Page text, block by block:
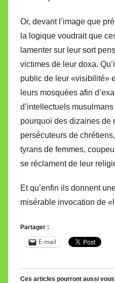
Or, devant l’image que
la logique voudrait que
lamenter sur leur sort
victimes de leur doxa.
public de leur «visibilité»
leurs mosquées afin
d’intellectuels
pourquoi des dizaines de
persécuteurs de
tyrans de femmes,
se réclament de leur
Et qu’enfin ils donnent
misérable invocation de
Partager :
E-mail
Ces articles pourront aussi